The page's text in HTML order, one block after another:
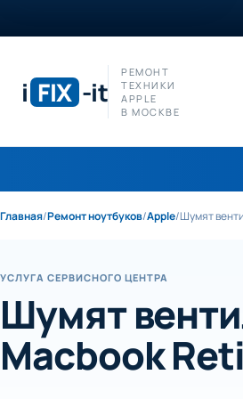
i FIX -it
РЕМОНТ
ТЕХНИКИ
APPLE
В МОСКВЕ
Главная/Ремонт ноутбуков/Apple/Шумят
УСЛУГА СЕРВИСНОГО ЦЕНТРА
Шумят
Macbook